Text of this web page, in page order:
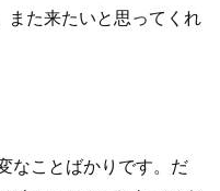
また来たいと思ってくれ
なことばかりです。だ